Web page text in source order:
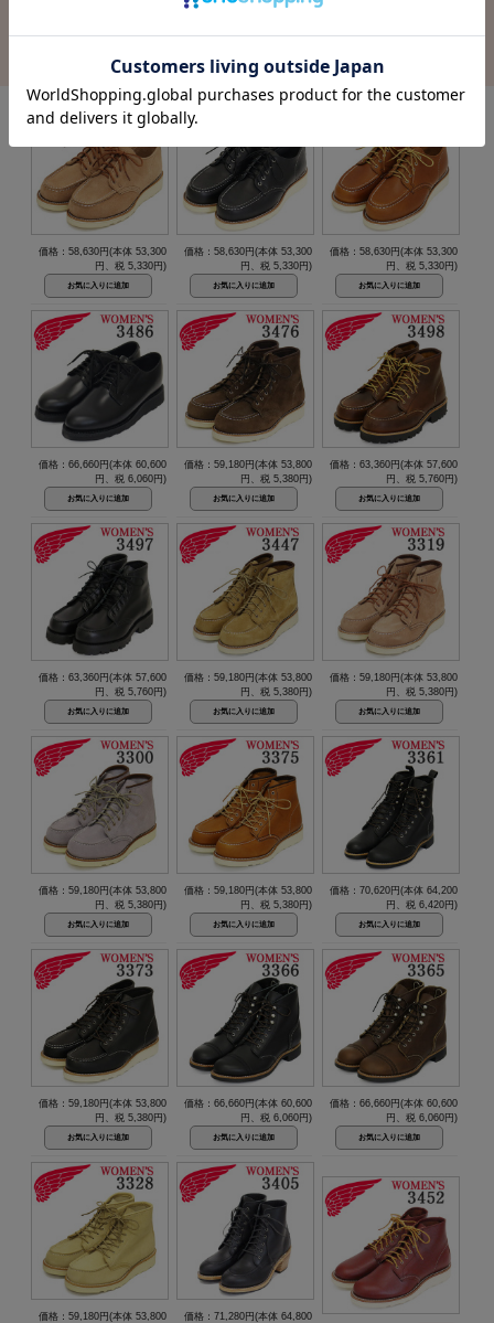
価格：58,630円(本体 53,300
円、税 5,330円)
価格：58,630円(本体 53,300
円、税 5,330円)
価格：58,630円(本体 53,300
円、税 5,330円)
価格：66,660円(本体 60,600
円、税 6,060円)
価格：59,180円(本体 53,800
円、税 5,380円)
価格：63,360円(本体 57,600
円、税 5,760円)
価格：63,360円(本体 57,600
円、税 5,760円)
価格：59,180円(本体 53,800
円、税 5,380円)
価格：59,180円(本体 53,800
円、税 5,380円)
価格：59,180円(本体 53,800
円、税 5,380円)
価格：59,180円(本体 53,800
円、税 5,380円)
価格：70,620円(本体 64,200
円、税 6,420円)
価格：59,180円(本体 53,800
円、税 5,380円)
価格：66,660円(本体 60,600
円、税 6,060円)
価格：66,660円(本体 60,600
円、税 6,060円)
価格：59,180円(本体 53,800
価格：71,280円(本体 64,800